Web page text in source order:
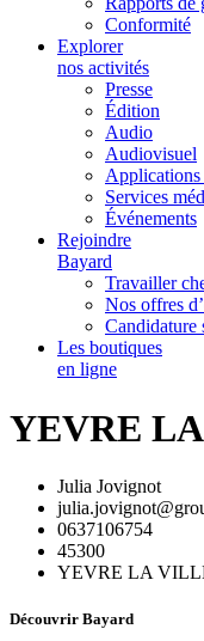
Conformité
Explorer
nos activités
Presse
Édition
Audio
Audiovisuel
Applications
Services
Événements
Rejoindre
Bayard
Travailler
Nos offres
Candidature
Les boutiques
en ligne
YEVRE
Julia Jovignot
0637106754
45300
YEVRE LA
Découvrir Bayard